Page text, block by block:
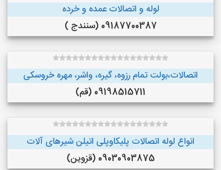
لوله و اتصالات عمده و خرده
09187700387 (سنندج )
اتصالات،بولت تمام رزوه، گیره، واشر، مهره خروسکی
09198515711 (قم)
انواع لوله اتصالات پلیکاوپلی اتیلن ‌شیرهای آلات
09030903875 (قزوین)